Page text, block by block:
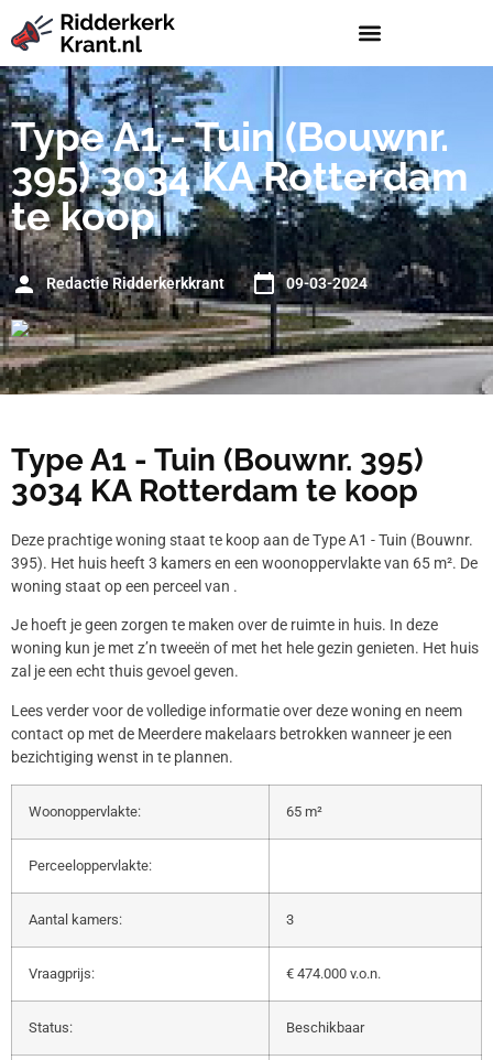
Type A1 - Tuin (Bouwnr.
395) 3034 KA Rotterdam
te koop
Redactie Ridderkerkkrant 09-03-2024
Type A1 - Tuin (Bouwnr. 395)
3034 KA Rotterdam te koop
Deze prachtige woning staat te koop aan de Type A1 - Tuin (Bouwnr.
395). Het huis heeft 3 kamers en een woonoppervlakte van 65 m². De
woning staat op een perceel van .
Je hoeft je geen zorgen te maken over de ruimte in huis. In deze
woning kun je met z’n tweeën of met het hele gezin genieten. Het huis
zal je een echt thuis gevoel geven.
Lees verder voor de volledige informatie over deze woning en neem
contact op met de Meerdere makelaars betrokken wanneer je een
bezichtiging wenst in te plannen.
Woonoppervlakte: 65 m²
Perceeloppervlakte:
Aantal kamers: 3
Vraagprijs: € 474.000 v.o.n.
Status: Beschikbaar